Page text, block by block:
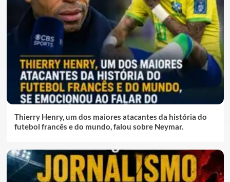
Thierry Henry, um dos maiores atacantes da história do
futebol francês e do mundo, falou sobre Neymar.